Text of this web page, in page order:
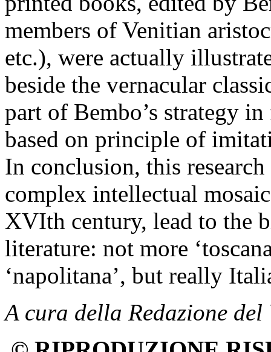
members of Venitian
etc.), were actually
beside the vernacular
part of Bembo’s strategy
based on principle of
In conclusion, this
complex intellectual
XVIth century, lead to the
literature: not more
‘napolitana’, but really
A cura della Redazione del